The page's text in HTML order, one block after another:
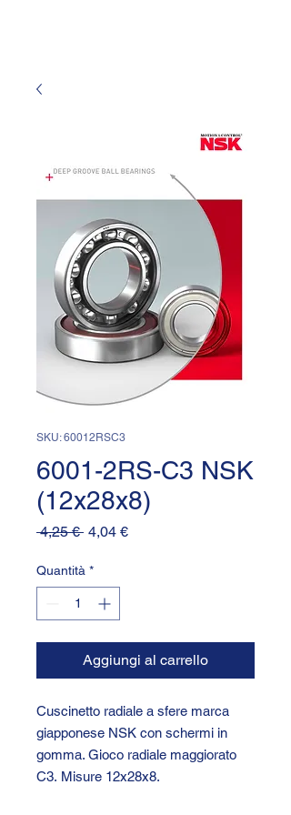
SKU: 60012RSC3
6001-2RS-C3 NSK
(12x28x8)
4,25 € Prezzo
4,04 €Prezzo
Quantità *
Aggiungi al carrello
Cuscinetto radiale a sfere marca
giapponese NSK con schermi in
gomma. Gioco radiale maggiorato
C3. Misure 12x28x8.